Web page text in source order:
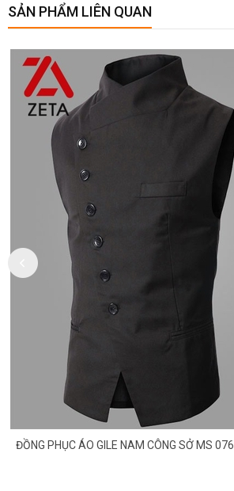
SẢN PHẨM LIÊN QUAN
ĐỒNG PHỤC ÁO GILE NAM CÔNG SỞ MS 076